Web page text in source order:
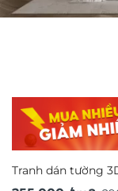
Tranh dán tường